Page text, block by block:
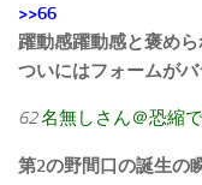
>>66
躍動感躍動感と褒め
ついにはフォームがバ
62名無しさん＠恐縮
第2の野間口の誕生の